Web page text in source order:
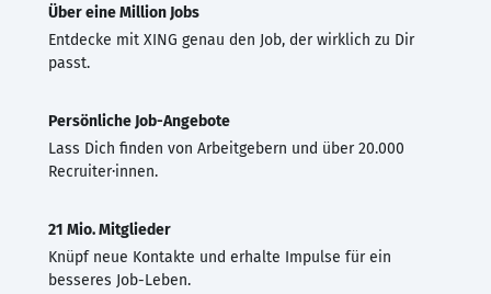
Über eine Million Jobs
Entdecke mit XING genau den Job, der wirklich zu Dir
passt.
Persönliche Job-Angebote
Lass Dich finden von Arbeitgebern und über 20.000
Recruiter·innen.
21 Mio. Mitglieder
Knüpf neue Kontakte und erhalte Impulse für ein
besseres Job-Leben.